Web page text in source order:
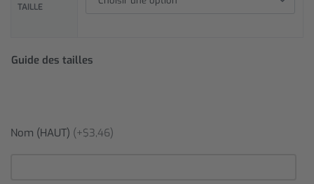
TAILLE
Guide des tailles
Nom (HAUT) (+$3,46)